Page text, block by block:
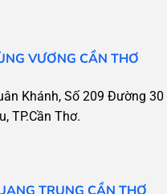
VƯƠNG CẦN THƠ
Khánh, Số 209 Đường 30
TP.Cần Thơ.